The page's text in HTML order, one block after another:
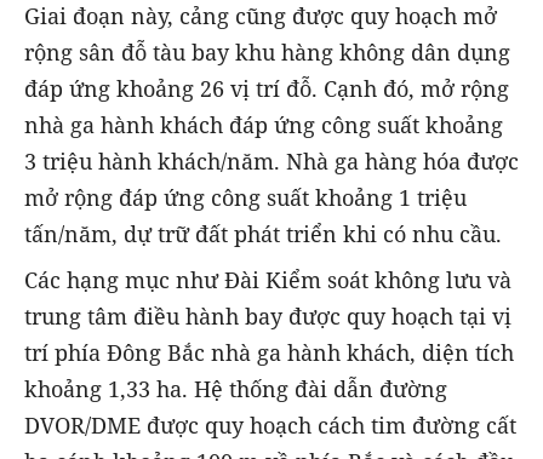
Giai đoạn này, cảng cũng được quy hoạch mở
rộng sân đỗ tàu bay khu hàng không dân dụng
đáp ứng khoảng 26 vị trí đỗ. Cạnh đó, mở rộng
nhà ga hành khách đáp ứng công suất khoảng
3 triệu hành khách/năm. Nhà ga hàng hóa được
mở rộng đáp ứng công suất khoảng 1 triệu
tấn/năm, dự trữ đất phát triển khi có nhu cầu.
Các hạng mục như Đài Kiểm soát không lưu và
trung tâm điều hành bay được quy hoạch tại vị
trí phía Đông Bắc nhà ga hành khách, diện tích
khoảng 1,33 ha. Hệ thống đài dẫn đường
DVOR/DME được quy hoạch cách tim đường cất